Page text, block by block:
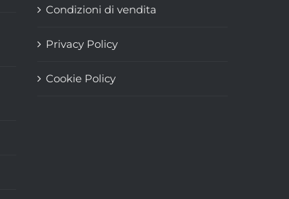
Condizioni di vendita
Privacy Policy
Cookie Policy